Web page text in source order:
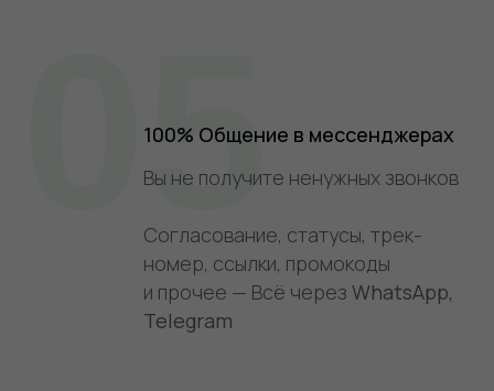
100% Общение в мессенджерах
Вы не получите ненужных звонков
Согласование, статусы, трек-
номер, ссылки, промокоды
и прочее — Всё через WhatsApp,
Telegram
05